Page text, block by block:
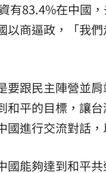
有83.4%在中國
以商逼政，「我
要跟民主陣營並
和平的目標，讓
國進行交流對話
國能夠達到和平